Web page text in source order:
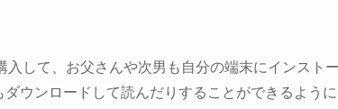
入して、お父さんや次男も自分の端末にインスト
ウンロードして読んだりすることができるように